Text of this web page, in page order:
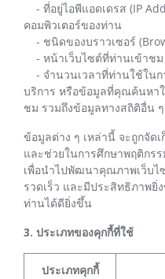
- ที่อยู่ไอพีแอดเดรส (IP
คอมพิวเตอร์ของท่าน
- ชนิดของบราวเซอร์
- หน้าเว็บไซต์ที่ท่านเข้าชม
- จำนวนเวลาที่ท่านใช้ใน
บริการ หรือข้อมูลที่คุณค้นหาใ
ชม รวมถึงข้อมูลทางสถิติอื่น ๆ
ข้อมูลต่าง ๆ เหล่านี้ จะถูกจัด
และช่วยในการศึกษาพฤติกร
เพื่อนำไปพัฒนาคุณภาพเว็บไ
รวดเร็ว และมีประสิทธิภาพยิ่
ท่านได้ดียิ่งขึ้น
3. ประเภทของคุกกี้ที่ใช้
ประเภทคุกกี้